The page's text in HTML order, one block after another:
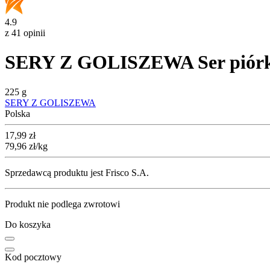
4.9
z 41 opinii
SERY Z GOLISZEWA Ser
225 g
SERY Z GOLISZEWA
Polska
Cena
17,99 zł
79,96 zł/kg
Sprzedawcą produktu jest Frisco S.A.
Produkt nie podlega zwrotowi
Do koszyka
Kod pocztowy